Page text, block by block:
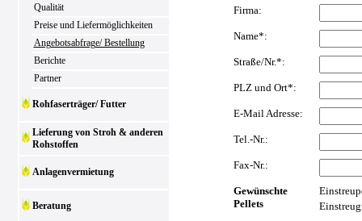
Qualität
Preise und Liefermöglichkeiten
Angebotsabfrage/ Bestellung
Berichte
Partner
Rohfaserträger/ Futter
Lieferung von Stroh & anderen
Rohstoffen
Anlagenvermietung
Beratung
Firma:
Name*:
Straße/Nr.*:
PLZ und Ort*:
E-Mail Adresse:
Tel.-Nr.:
Fax-Nr.:
Gewünschte
Pellets